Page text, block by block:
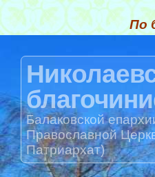
По
Балаковской
Православной
Патриархат)